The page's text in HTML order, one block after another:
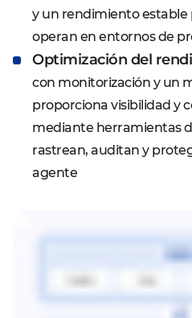
y un rendimiento estable
operan en entornos de
Optimización del
con monitorización y un
proporciona visibilidad y
mediante herramientas
rastrean, auditan y
agente